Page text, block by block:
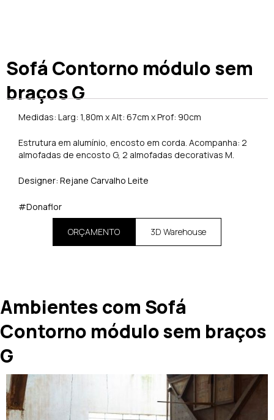
Sofá Contorno módulo sem
braços G
Medidas: Larg: 1,80m x Alt: 67cm x Prof: 90cm
Estrutura em alumínio, encosto em corda. Acompanha: 2
almofadas de encosto G, 2 almofadas decorativas M.
Designer: Rejane Carvalho Leite
#Donaflor
ORÇAMENTO 3D Warehouse
Ambientes com Sofá
Contorno módulo sem braços
G